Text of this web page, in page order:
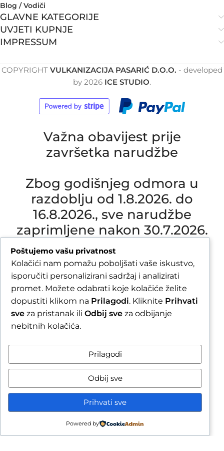
Blog / Vodiči
GLAVNE KATEGORIJE
UVJETI KUPNJE
IMPRESSUM
COPYRIGHT VULKANIZACIJA PASARIĆ D.O.O. - developed
by 2026 ICE STUDIO.
Važna obavijest prije
završetka narudžbe
Zbog godišnjeg odmora u
razdoblju od 1.8.2026. do
16.8.2026., sve narudžbe
zaprimljene nakon 30.7.2026.
bit će obrađene i poslane
tijekom tjedna nakon našeg
povratka.
Završetkom narudžbe
potvrđujete da ste upoznati
rokom slanja.
Due to our annual holiday from 1 August 2026 to
16 August 2026, all orders received after 30 July
2026 will be processed and shipped during the
week following our return.
By completing your order, you confirm that you
Poštujemo vašu privatnost
Kolačići nam pomažu poboljšati vaše iskustvo,
isporučiti personalizirani sadržaj i analizirati
promet. Možete odabrati koje kolačiće želite
dopustiti klikom na Prilagodi. Kliknite Prihvati
sve za pristanak ili Odbij sve za odbijanje
nebitnih kolačića.
Prilagodi
Odbij sve
Prihvati sve
Powered by